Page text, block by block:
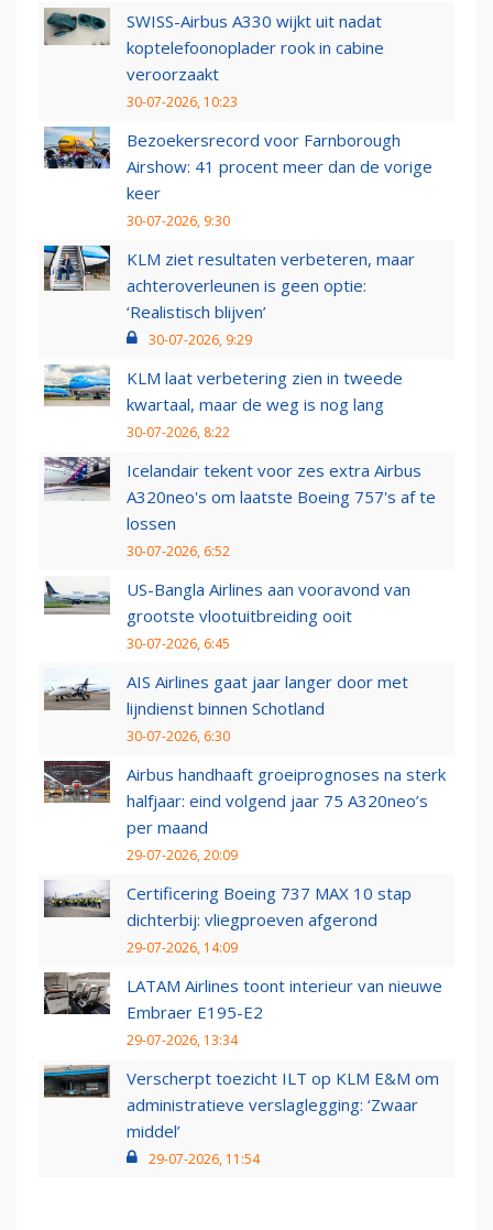
SWISS-Airbus A330 wijkt uit nadat
koptelefoonoplader rook in cabine
veroorzaakt
30-07-2026, 10:23
Bezoekersrecord voor Farnborough
Airshow: 41 procent meer dan de vorige
keer
30-07-2026, 9:30
KLM ziet resultaten verbeteren, maar
achteroverleunen is geen optie:
‘Realistisch blijven’
30-07-2026, 9:29
KLM laat verbetering zien in tweede
kwartaal, maar de weg is nog lang
30-07-2026, 8:22
Icelandair tekent voor zes extra Airbus
A320neo's om laatste Boeing 757's af te
lossen
30-07-2026, 6:52
US-Bangla Airlines aan vooravond van
grootste vlootuitbreiding ooit
30-07-2026, 6:45
AIS Airlines gaat jaar langer door met
lijndienst binnen Schotland
30-07-2026, 6:30
Airbus handhaaft groeiprognoses na sterk
halfjaar: eind volgend jaar 75 A320neo’s
per maand
29-07-2026, 20:09
Certificering Boeing 737 MAX 10 stap
dichterbij: vliegproeven afgerond
29-07-2026, 14:09
LATAM Airlines toont interieur van nieuwe
Embraer E195-E2
29-07-2026, 13:34
Verscherpt toezicht ILT op KLM E&M om
administratieve verslaglegging: ‘Zwaar
middel’
29-07-2026, 11:54